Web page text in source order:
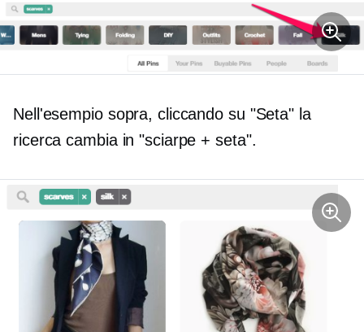
Nell'esempio sopra, cliccando su "Seta" la
ricerca cambia in "sciarpe + seta".